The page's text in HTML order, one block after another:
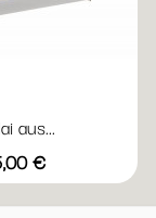
aus...
€
Anthrazit